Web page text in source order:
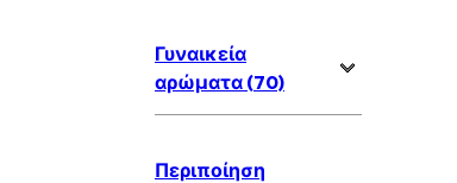
Γυναικεία
αρώματα (70)
Περιποίηση